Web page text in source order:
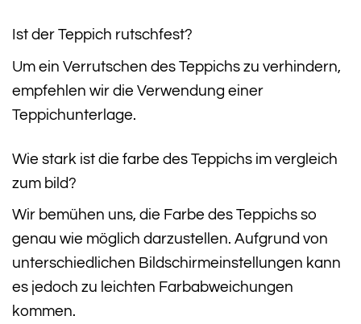
Ist der Teppich rutschfest?
Um ein Verrutschen des Teppichs zu verhindern,
empfehlen wir die Verwendung einer
Teppichunterlage.
Wie stark ist die farbe des Teppichs im vergleich
zum bild?
Wir bemühen uns, die Farbe des Teppichs so
genau wie möglich darzustellen. Aufgrund von
unterschiedlichen Bildschirmeinstellungen kann
es jedoch zu leichten Farbabweichungen
kommen.